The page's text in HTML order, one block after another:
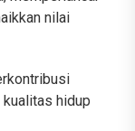
nilai
hidup